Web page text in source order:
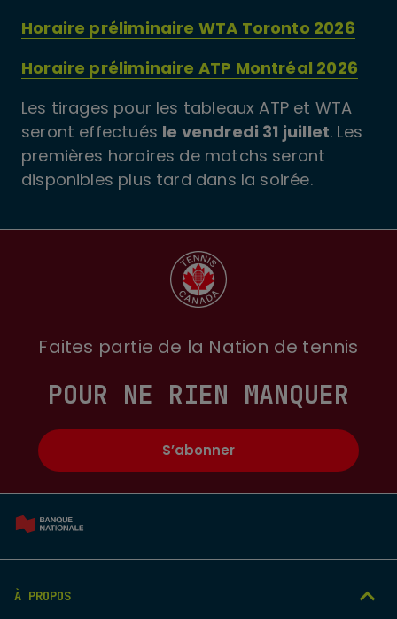
Horaire préliminaire WTA Toronto 2026
Horaire préliminaire ATP Montréal 2026
Les tirages pour les tableaux ATP et WTA
seront effectués le vendredi 31 juillet. Les
premières horaires de matchs seront
disponibles plus tard dans la soirée.
À PROPOS
Faites partie de la Nation de tennis
POUR NE RIEN MANQUER
S’abonner